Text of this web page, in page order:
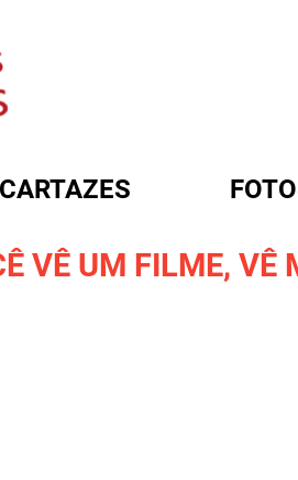
CARTAZES
VÊ UM FILME, VÊ
DE BUSCA